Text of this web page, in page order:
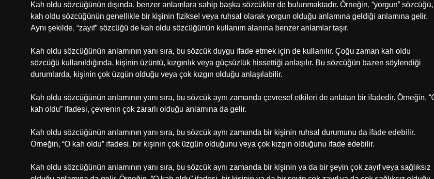
Kah oldu sözcüğünün dışında, benzer anlamlara sahip başka sözcükler de bulunmaktadır. Örneğin, “yorgun” sözcüğü,
kah oldu sözcüğünün genellikle bir kişinin fiziksel veya ruhsal olarak yorgun olduğu anlamına geldiği anlamına gelir.
Aynı şekilde, “zayıf” sözcüğü de kah oldu sözcüğünün kullanım alanına benzer anlamlar taşır.
Kah oldu sözcüğünün anlamının yanı sıra, bu sözcük duygu ifade etmek için de kullanılır. Çoğu zaman kah oldu
sözcüğü kullanıldığında, kişinin üzüntü, kızgınlık veya güçsüzlük hissettiği anlaşılır. Bu sözcüğün bazen söylendiği
durumlarda, kişinin çok üzgün olduğu veya çok kızgın olduğu anlaşılabilir.
Kah oldu sözcüğünün anlamının yanı sıra, bu sözcük aynı zamanda çevresel etkileri de anlatan bir ifadedir. Örneğin,
kah oldu” ifadesi, çevrenin çok zararlı olduğu anlamına da gelir.
Kah oldu sözcüğünün anlamının yanı sıra, bu sözcük aynı zamanda bir kişinin ruhsal durumunu da ifade edebilir.
Örneğin, “O kah oldu” ifadesi, bir kişinin çok üzgün olduğunu veya çok kızgın olduğunu ifade edebilir.
Kah oldu sözcüğünün anlamının yanı sıra, bu sözcük aynı zamanda bir kişinin ya da bir şeyin çok zayıf veya sağlıksız